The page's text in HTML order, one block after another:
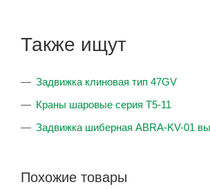
Также ищут
Задвижка клиновая тип 47GV
Краны шаровые серия T5-11
Задвижка шиберная ABRA-KV-01
Похожие товары